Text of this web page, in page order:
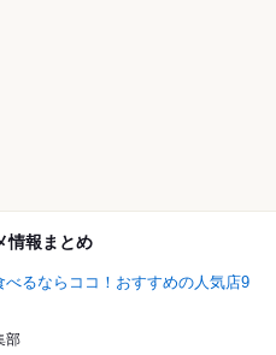
情報まとめ
るならココ！おすすめの人気店9
部